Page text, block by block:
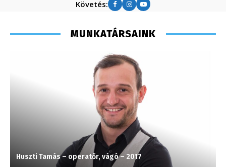
Követés:
MUNKATÁRSAINK
Huszti Tamás – operatőr, vágó – 2017